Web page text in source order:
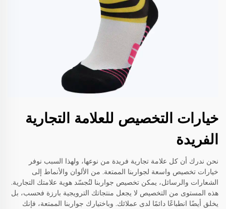
خيارات التخصيص للعلامة التجارية
الفريدة
نحن ندرك أن كل علامة تجارية فريدة من نوعها، ولهذا السبب نوفر
خيارات تخصيص واسعة لجواربنا الممتعة. من الألوان والأنماط إلى
الشعارات والرسائل، يمكن تخصيص جواربنا لتُجسّد هوية علامتك التجارية.
هذه المستوى من التخصيص لا يجعل منتجاتك الترويجية بارزة فحسب، بل
يخلق أيضًا انطباعًا دائمًا لدى عملائك. وباختيارك جواربنا الممتعة، فإنك